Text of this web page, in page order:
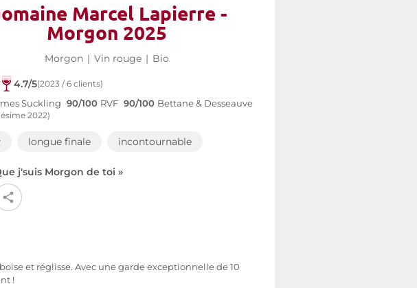
Marcel Lapierre -
Morgon 2025
Morgon | Vin rouge | Bio
4.7/5(2023 / 6 clients)
Suckling 90/100 RVF 90/100 Bettane & Desseauve
2022)
longue finale incontournable
j'suis Morgon de toi »
et réglisse. Avec une garde exceptionnelle de 10
!